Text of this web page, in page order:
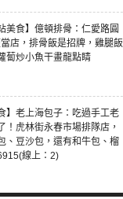
美食】億頓排骨：仁愛路圓
店，排骨飯是招牌，雞腿飯
蔔炒小魚干畫龍點睛
】老上海包子：吃過手工老
！虎林街永春市場排隊店，
、豆沙包，還有和牛包、榴
線上：2)